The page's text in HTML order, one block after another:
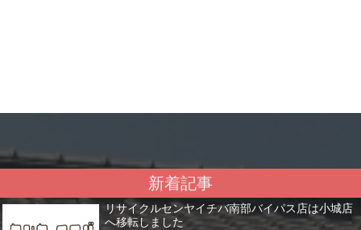
新着記事
リサイクルセンヤイチバ南部バイパス店は小城店
へ移転しました